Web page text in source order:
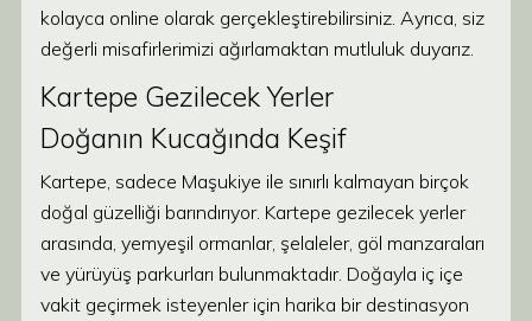
kolayca online olarak gerçekleştirebilirsiniz. Ayrıca, siz
değerli misafirlerimizi ağırlamaktan mutluluk duyarız.
Kartepe Gezilecek Yerler
Doğanın Kucağında Keşif
Kartepe, sadece Maşukiye ile sınırlı kalmayan birçok
doğal güzelliği barındırıyor. Kartepe gezilecek yerler
arasında, yemyeşil ormanlar, şelaleler, göl manzaraları
ve yürüyüş parkurları bulunmaktadır. Doğayla iç içe
vakit geçirmek isteyenler için harika bir destinasyon